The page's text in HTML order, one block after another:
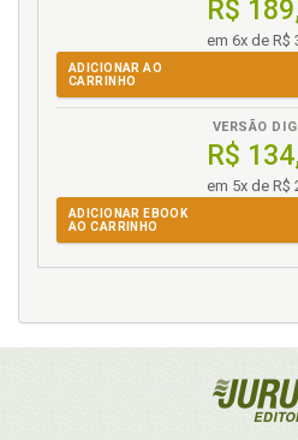
Tipología de casos, p. 39
Ventajas de la mediación
criterio del C.G.P.J, p. 25
R$
em 6x de R$
ADICIONAR AO
CARRINHO
VERSÃO
R$
em 5x de R$
ADICIONAR EBOOK
AO CARRINHO